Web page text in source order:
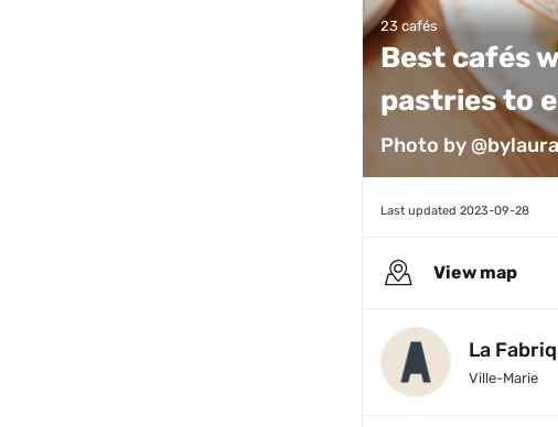
23 cafés
Best cafés
pastries to
Photo by
Last updated 2023-09-28
View map
La
Ville-Marie